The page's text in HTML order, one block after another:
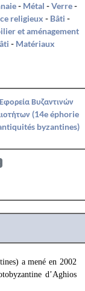
- Métal -Verre-
religieux - Bâti -
et aménagement
- Matériaux
Βυζαντινών
(14e éphorie
byzantines)
a mené en 2002
d’Aghios